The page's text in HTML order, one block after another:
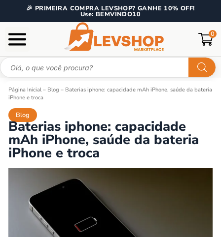
🎉 PRIMEIRA COMPRA LEVSHOP? GANHE 10% OFF!
Use: BEMVINDO10
0
Página Inicial– Blog – Baterias iphone: capacidade mAh iPhone, saúde da bateria
iPhone e troca
Blog
Baterias iphone: capacidade
mAh iPhone, saúde da bateria
iPhone e troca